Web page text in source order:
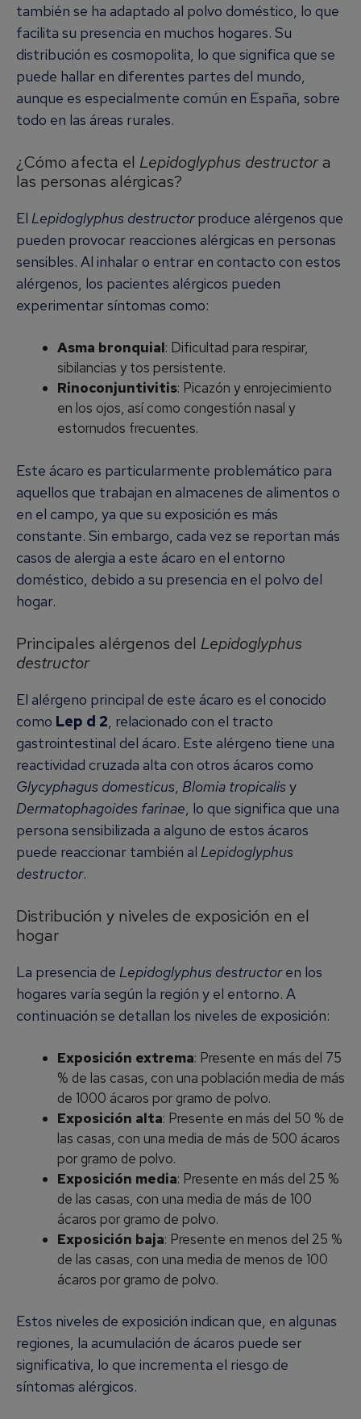
también se ha adaptado al polvo doméstico, lo que
facilita su presencia en muchos hogares. Su
distribución es cosmopolita, lo que significa que se
puede hallar en diferentes partes del mundo,
aunque es especialmente común en España, sobre
todo en las áreas rurales.
¿Cómo afecta el Lepidoglyphus destructora
las personas alérgicas?
El Lepidoglyphus destructorproduce alérgenos que
pueden provocar reacciones alérgicas en personas
sensibles. Al inhalar o entrar en contacto con estos
alérgenos, los pacientes alérgicos pueden
experimentar síntomas como:
Asma bronquial: Dificultad para respirar,
sibilancias y tos persistente.
Rinoconjuntivitis: Picazón y enrojecimiento
en los ojos, así como congestión nasal y
estornudos frecuentes.
Este ácaro es particularmente problemático para
aquellos que trabajan en almacenes de alimentos o
en el campo, ya que su exposición es más
constante. Sin embargo, cada vez se reportan más
casos de alergia a este ácaro en el entorno
doméstico, debido a su presencia en el polvo del
hogar.
Principales alérgenos del Lepidoglyphus
destructor
El alérgeno principal de este ácaro es el conocido
como Lep d 2, relacionado con el tracto
gastrointestinal del ácaro. Este alérgeno tiene una
reactividad cruzada alta con otros ácaros como
Glycyphagus domesticus, Blomia tropicalisy
Dermatophagoides farinae, lo que significa que una
persona sensibilizada a alguno de estos ácaros
puede reaccionar también al Lepidoglyphus
destructor.
Distribución y niveles de exposición en el
hogar
La presencia de Lepidoglyphus destructoren los
hogares varía según la región y el entorno. A
continuación se detallan los niveles de exposición:
Exposición extrema: Presente en más del 75
% de las casas, con una población media de más
de 1000 ácaros por gramo de polvo.
Exposición alta: Presente en más del 50 % de
las casas, con una media de más de 500 ácaros
por gramo de polvo.
Exposición media: Presente en más del 25 %
de las casas, con una media de más de 100
ácaros por gramo de polvo.
Exposición baja: Presente en menos del 25 %
de las casas, con una media de menos de 100
ácaros por gramo de polvo.
Estos niveles de exposición indican que, en algunas
regiones, la acumulación de ácaros puede ser
significativa, lo que incrementa el riesgo de
síntomas alérgicos.